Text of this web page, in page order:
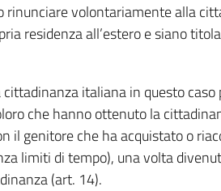
rinunciare volontariamente alla
residenza all’estero e siano
italiana in questo
che hanno ottenuto la
il genitore che ha acquistato o
limiti di tempo), una volta
(art. 14).